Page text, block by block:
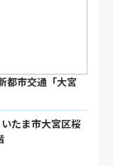
都市交通「大宮
たま市大宮区桜